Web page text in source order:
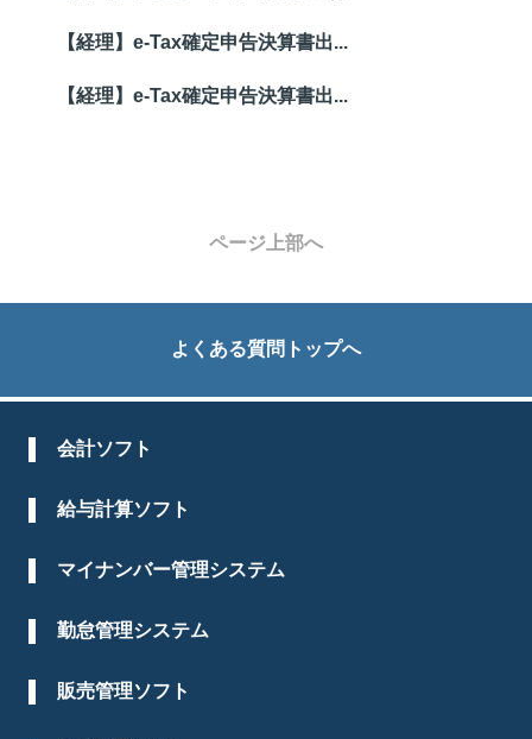
【経理】e-Tax確定申告決算書出...
【経理】e-Tax確定申告決算書出...
ページ上部へ
よくある質問トップへ
会計ソフト
給与計算ソフト
マイナンバー管理システム
勤怠管理システム
販売管理ソフト